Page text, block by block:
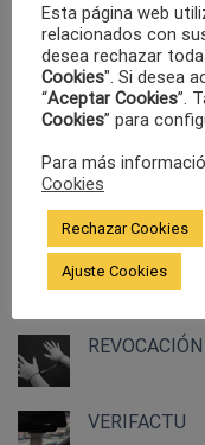
Solutio Iuris
SI USTED
DE TRÁFICO
ÚLTIMOS POSTS
VERIFACTU
Esta página web
relacionados con
desea rechazar
Cookies". Si desea
“Aceptar Cookies”.
Cookies” para
Para más
Cookies
Rechazar Cookies
Ajuste Cookies